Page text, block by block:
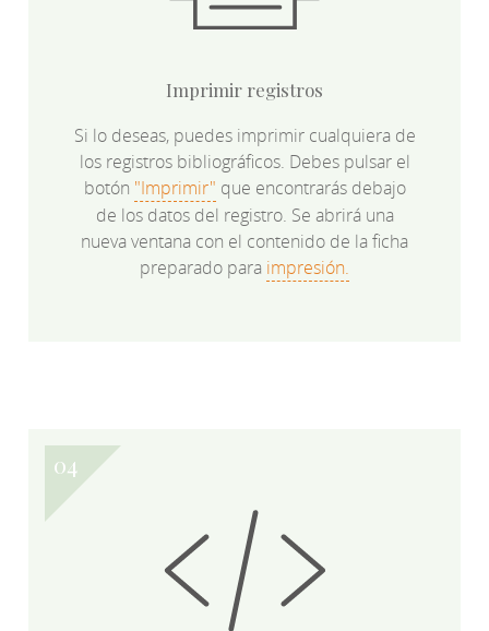
Imprimir registros
Si lo deseas, puedes imprimir cualquiera de
los registros bibliográficos. Debes pulsar el
botón "Imprimir" que encontrarás debajo
de los datos del registro. Se abrirá una
nueva ventana con el contenido de la ficha
preparado para impresión.